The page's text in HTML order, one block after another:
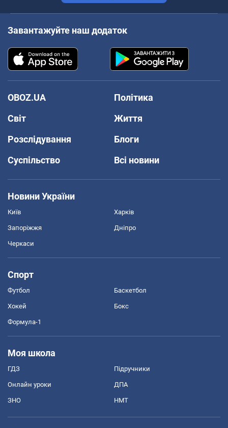
Завантажуйте наш додаток
OBOZ.UA
Політика
Світ
Життя
Розслідування
Блоги
Суспільство
Всі новини
Новини України
Київ Харків
Запоріжжя Дніпро
Черкаси
Спорт
Футбол Баскетбол
Хокей Бокс
Формула-1
Моя школа
ГДЗ Підручники
Онлайн уроки ДПА
ЗНО НМТ